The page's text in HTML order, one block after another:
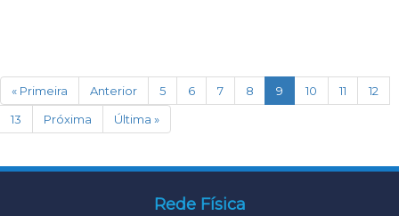
« Primeira Anterior 5 6 7 8 9 (current)
10 11
12
13
Próxima Última »
Rede Física